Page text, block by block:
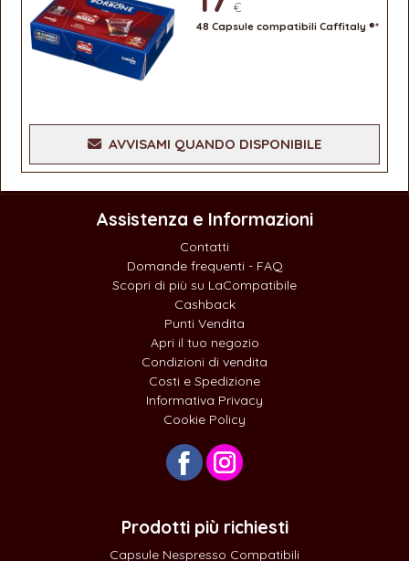
€
48 Capsule compatibili Caffitaly ®*
AVVISAMI QUANDO DISPONIBILE
Assistenza e Informazioni
Contatti
Domande frequenti - FAQ
Scopri di più su LaCompatibile
Cashback
Punti Vendita
Apri il tuo negozio
Condizioni di vendita
Costi e Spedizione
Informativa Privacy
Cookie Policy
Prodotti più richiesti
Capsule Nespresso Compatibili